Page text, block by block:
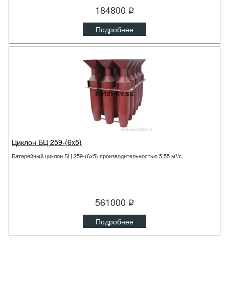
184800 q
Подробнее
Циклон БЦ 259-(6x5)
Батарейный циклон БЦ 259-(6x5) производительностью 5,55 м³/с.
561000 q
Подробнее